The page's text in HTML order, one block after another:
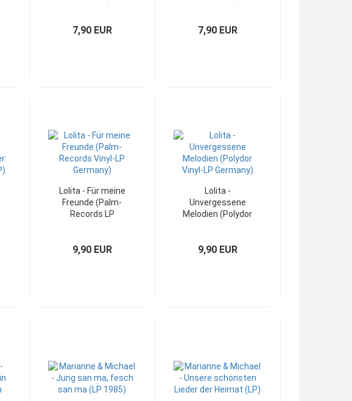
7,90 EUR 7,90 EUR
Lolita - Für meine
Freunde (Palm-
Records LP
9,90 EUR
Lolita -
Unvergessene
Melodien (Polydor
9,90 EUR